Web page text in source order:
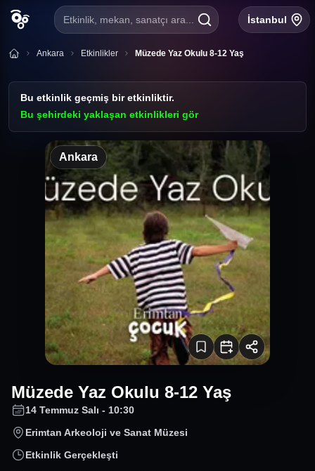
Etkinlik, mekan, sanatçı ara... İstanbul
Ankara Etkinlikler Müzede Yaz Okulu 8-12 Yaş
Bu etkinlik geçmiş bir etkinliktir.
Bu şehirdeki yaklaşan etkinlikleri gör
Ankara
Müzede Yaz Okulu 8-12 Yaş
14 Temmuz Salı - 10:30
Erimtan Arkeoloji ve Sanat Müzesi
Etkinlik Gerçekleşti